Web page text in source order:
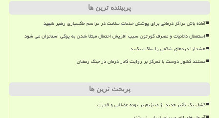
پربیننده ترین ها
آماده باش مراکز درمانی برای پوشش خدمات سلامت در مراسم خاکسپاری رهبر شهید
استعمال دخانیات و مصرف کورتون سبب افزیش احتمال مبتلا شدن به پوکی استخوان می شود
هشدار! دردهای شکمی را ساکت نکنید
مستند کشور دوست با تمرکز بر روایت کادر درمان در جنگ رمضان
پربحث ترین ها
کشف یک تأثیر جدید از منیزیم بر توده عضلانی و قدرت